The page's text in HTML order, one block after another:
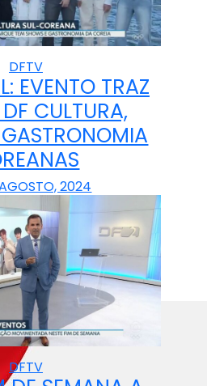
DFTV
EVENTO TRAZ
CULTURA,
2024
DFTV